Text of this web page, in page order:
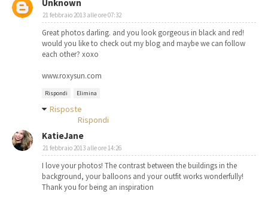
Unknown
21 febbraio 2013 alle ore 07:32
Great photos darling. and you look gorgeous in black and red!
would you like to check out my blog and maybe we can follow
each other? xoxo
www.roxysun.com
Rispondi Elimina
Risposte
Rispondi
KatieJane
21 febbraio 2013 alle ore 14:26
I love your photos! The contrast between the buildings in the
background, your balloons and your outfit works wonderfully!
Thank you for being an inspiration